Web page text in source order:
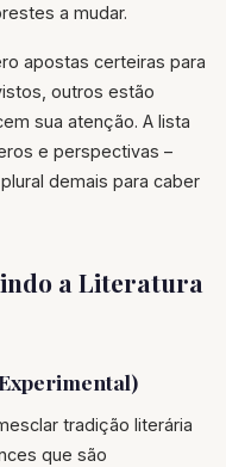
a mudar.
apostas certeiras para
outros estão
sua atenção. A lista
e perspectivas –
demais para caber
a Literatura
tradição literária
que são